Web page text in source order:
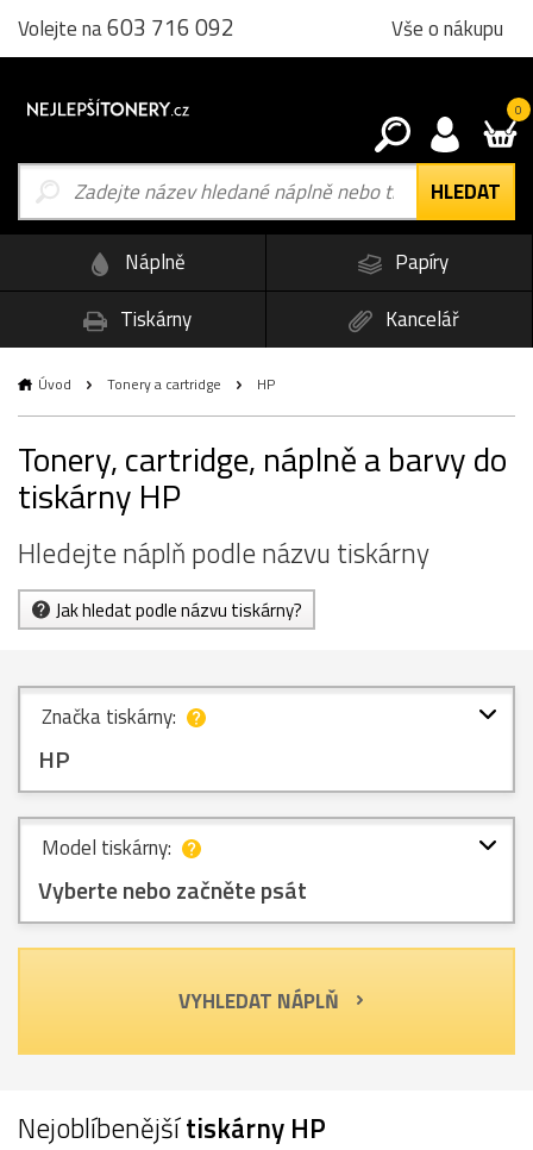
Volejte na603 716 092 Vše o nákupu
0
Náplně
Papíry
Tiskárny
Kancelář
Úvod Tonery a cartridge HP
Tonery, cartridge, náplně a barvy do
tiskárny HP
Hledejte náplň podle názvu tiskárny
Jak hledat podle názvu tiskárny?
Značka tiskárny:
HP
Model tiskárny:
Vyberte nebo začněte psát
VYHLEDAT NÁPLŇ
Nejoblíbenějšítiskárny HP